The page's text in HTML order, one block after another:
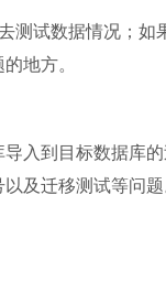
测试数据情况；
地方。
入到目标数据库
及迁移测试等问题